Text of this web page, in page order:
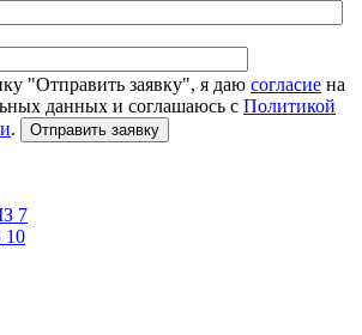
"Отправить заявку", я даю согласие на
данных и соглашаюсь с Политикой
. Отправить заявку
7
10